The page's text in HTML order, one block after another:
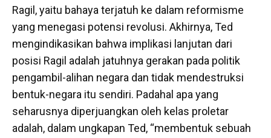
Ragil, yaitu bahaya terjatuh ke dalam reformisme
yang menegasi potensi revolusi. Akhirnya, Ted
mengindikasikan bahwa implikasi lanjutan dari
posisi Ragil adalah jatuhnya gerakan pada politik
pengambil-alihan negara dan tidak mendestruksi
bentuk-negara itu sendiri. Padahal apa yang
seharusnya diperjuangkan oleh kelas proletar
adalah, dalam ungkapan Ted, “membentuk sebuah